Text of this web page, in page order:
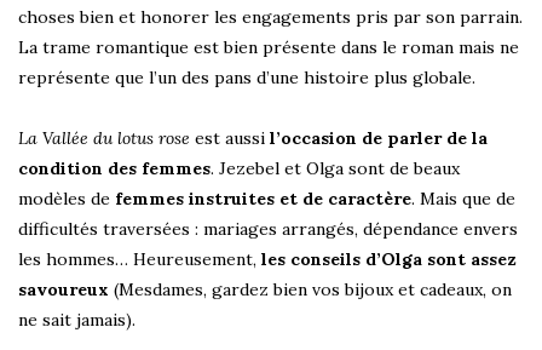
choses bien et honorer les engagements pris par son parrain.
La trame romantique est bien présente dans le roman mais ne
représente que l’un des pans d’une histoire plus globale.
La Vallée du lotus rose est aussi l’occasion de parler de la
condition des femmes. Jezebel et Olga sont de beaux
modèles de femmes instruites et de caractère. Mais que de
difficultés traversées : mariages arrangés, dépendance envers
les hommes… Heureusement, les conseils d’Olga sont assez
savoureux (Mesdames, gardez bien vos bijoux et cadeaux, on
ne sait jamais).